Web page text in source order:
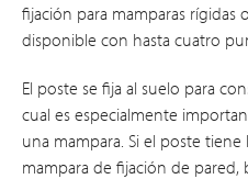
fijación para mamparas rígidas
disponible con hasta cuatro
El poste se fija al suelo para
cual es especialmente
una mampara. Si el poste
mampara de fijación de pared,